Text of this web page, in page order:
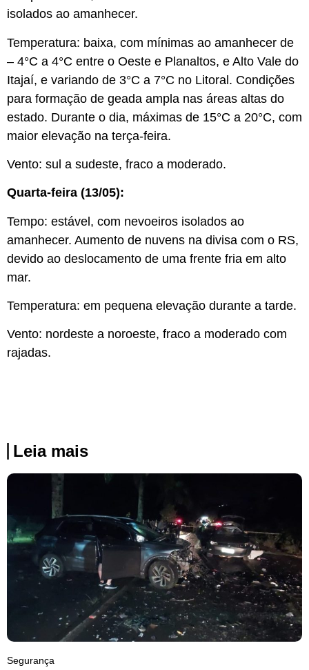
isolados ao amanhecer.
Temperatura: baixa, com mínimas ao amanhecer de
– 4°C a 4°C entre o Oeste e Planaltos, e Alto Vale do
Itajaí, e variando de 3°C a 7°C no Litoral. Condições
para formação de geada ampla nas áreas altas do
estado. Durante o dia, máximas de 15°C a 20°C, com
maior elevação na terça-feira.
Vento: sul a sudeste, fraco a moderado.
Quarta-feira (13/05):
Tempo: estável, com nevoeiros isolados ao
amanhecer. Aumento de nuvens na divisa com o RS,
devido ao deslocamento de uma frente fria em alto
mar.
Temperatura: em pequena elevação durante a tarde.
Vento: nordeste a noroeste, fraco a moderado com
rajadas.
Leia mais
Segurança